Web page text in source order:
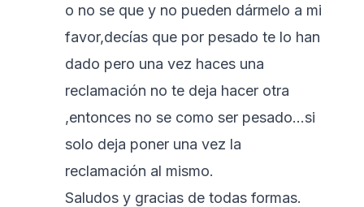
o no se que y no pueden dármelo a mi
favor,decías que por pesado te lo han
dado pero una vez haces una
reclamación no te deja hacer otra
,entonces no se como ser pesado…si
solo deja poner una vez la
reclamación al mismo.
Saludos y gracias de todas formas.